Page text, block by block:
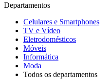
Departamentos
Celulares e Smartphones
TV e Vídeo
Eletrodomésticos
Móveis
Informática
Moda
Todos os departamentos